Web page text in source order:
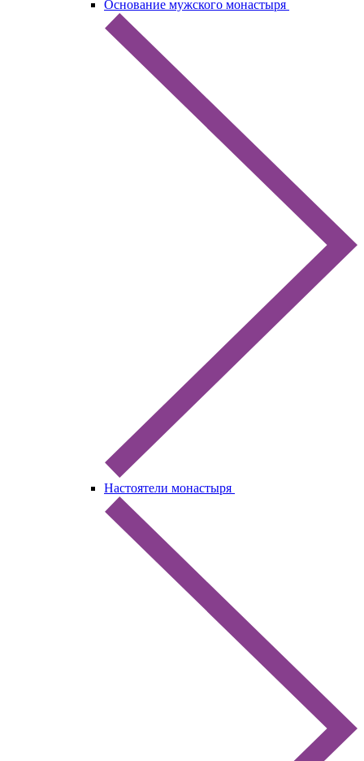
Основание мужского монастыря
Настоятели монастыря